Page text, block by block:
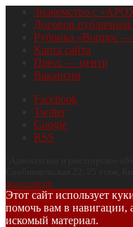
Знакомство с
Договор
Рубрика «Вопрос —
Карта сайта
Пресс — центр
Вакансии
Facebook
Twitter
Google
RSS
arou.com.ua
Этот сайт использует
помочь вам в навигации,
искомый материал.